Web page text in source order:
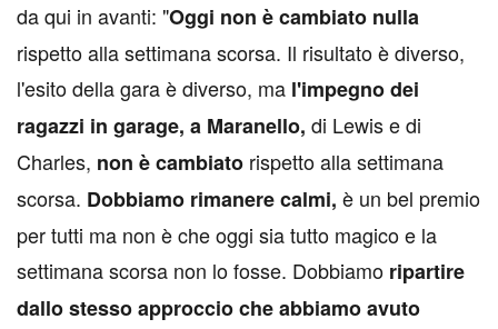
da qui in avanti: "Oggi non è cambiato nulla
rispetto alla settimana scorsa. Il risultato è diverso,
l'esito della gara è diverso, ma l'impegno dei
ragazzi in garage, a Maranello, di Lewis e di
Charles, non è cambiato rispetto alla settimana
scorsa. Dobbiamo rimanere calmi, è un bel premio
per tutti ma non è che oggi sia tutto magico e la
settimana scorsa non lo fosse. Dobbiamo ripartire
dallo stesso approccio che abbiamo avuto